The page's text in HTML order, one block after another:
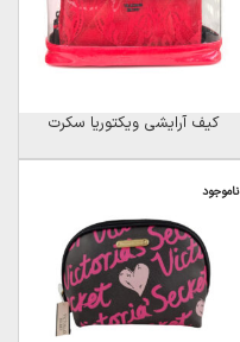
کیف آرایشی ویکتوریا سکرت
ناموجود